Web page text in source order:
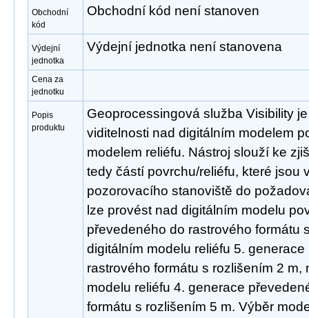
Obchodní
kód
Obchodní kód není stanoven
Výdejní
jednotka
Výdejní jednotka není stanovena
Cena za
jednotku
Popis
produktu
Geoprocessingová služba Visibility
viditelnosti nad digitálním modelem
modelem reliéfu. Nástroj slouží ke
tedy částí povrchu/reliéfu, které jsou
pozorovacího stanoviště do
lze provést nad digitálním modelu
převedeného do rastrového formátu
digitálním modelu reliéfu 5.
rastrového formátu s rozlišením 2 m,
modelu reliéfu 4. generace
formátu s rozlišením 5 m. Výběr